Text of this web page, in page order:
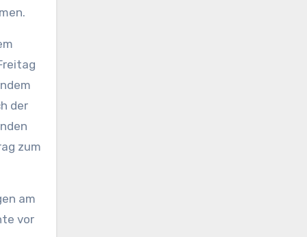
der
zum
am
vor